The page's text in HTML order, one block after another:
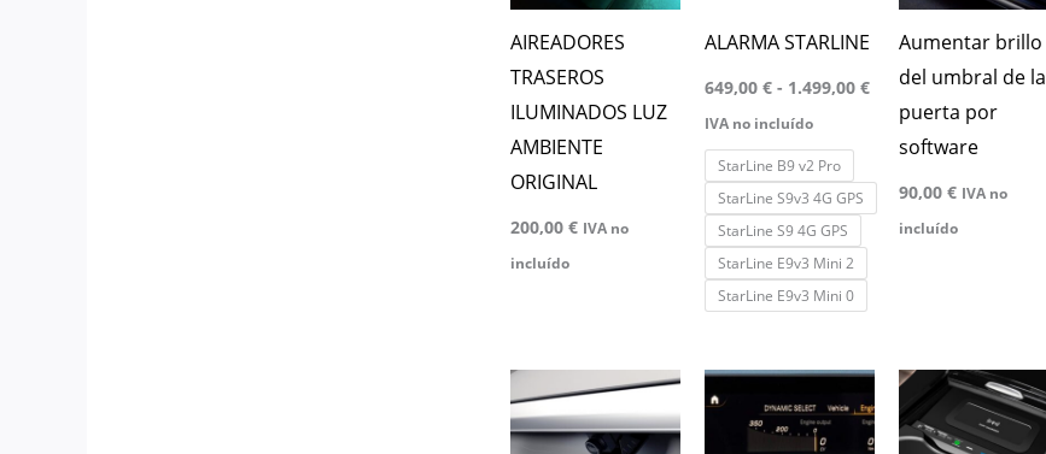
AIREADORES
TRASEROS
ILUMINADOS LUZ
AMBIENTE
ORIGINAL
200,00 € IVA no
incluído
ALARMA STARLINE
649,00 € - 1.499,00 €
IVA no incluído
StarLine B9 v2 Pro
StarLine S9v3 4G GPS
StarLine S9 4G GPS
StarLine E9v3 Mini 2
StarLine E9v3 Mini 0
Las
se
pueden
elegir
en
la
página
de
Aumentar brillo
del umbral de la
puerta por
software
90,00€ IVA no
incluído